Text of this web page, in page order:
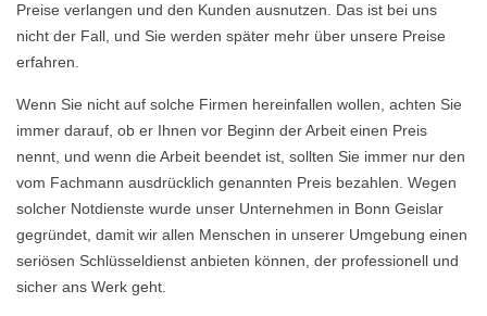
Preise verlangen und den Kunden ausnutzen. Das ist bei uns
nicht der Fall, und Sie werden später mehr über unsere Preise
erfahren.
Wenn Sie nicht auf solche Firmen hereinfallen wollen, achten Sie
immer darauf, ob er Ihnen vor Beginn der Arbeit einen Preis
nennt, und wenn die Arbeit beendet ist, sollten Sie immer nur den
vom Fachmann ausdrücklich genannten Preis bezahlen. Wegen
solcher Notdienste wurde unser Unternehmen in Bonn Geislar
gegründet, damit wir allen Menschen in unserer Umgebung einen
seriösen Schlüsseldienst anbieten können, der professionell und
sicher ans Werk geht.